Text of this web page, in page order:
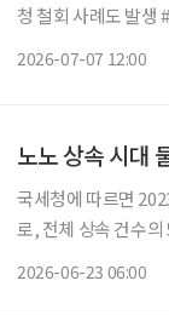
청 철회 사례도 발생 #. 독거노인 치매환자 김씨는 욕구 표현은 가능하나 재산관리에 어려움
2026-07-07 12:00
노노 상속 시대
국세청에 따르면
로, 전체 상속 건수
2026-06-23 06:00